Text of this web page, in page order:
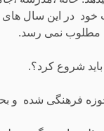
در این سال های
مطلوب نمی رسد.
باید شروع کرد؟.
فرهنگی شده و